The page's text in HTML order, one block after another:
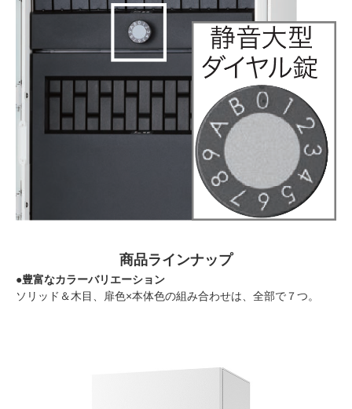
商品ラインナップ
●豊富なカラーバリエーション
ソリッド＆木目、扉色×本体色の組み合わせは、全部で７つ。